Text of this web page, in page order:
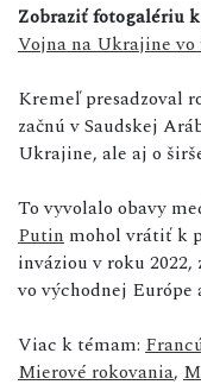
Zobraziť fotogalériu
Vojna na Ukrajine vo
Kremeľ presadzoval
začnú v Saudskej
Ukrajine, ale aj o
To vyvolalo obavy
Putin mohol vrátiť k
inváziou v roku
vo východnej Európe
Viac k témam:
Mierové rokovania,